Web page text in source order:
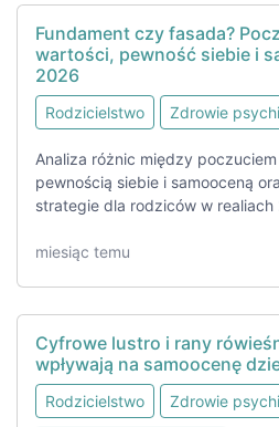
Fundament czy fasada?
wartości, pewność siebie i
2026
Rodzicielstwo Zdrowie
Analiza różnic między poczuciem
pewnością siebie i samooceną
strategie dla rodziców w realiach
miesiąc temu
Cyfrowe lustro i rany
wpływają na samoocenę
Rodzicielstwo Zdrowie